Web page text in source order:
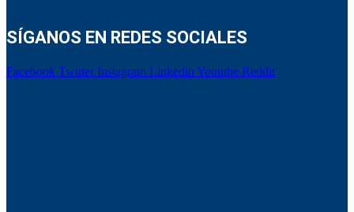
SÍGANOS EN REDES SOCIALES
Facebook Twitter Instagram Linkedin Youtube Reddit